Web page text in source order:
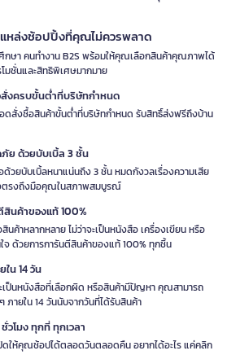
แหล่งช้อปปิ้งที่คุณไม่ควรพลาด
กษา คนทำงาน B2S พร้อมให้คุณเลือกสินค้าคุณภาพได้
มชั่นและสิทธิพิเศษมากมาย
สั่งครบขั้นต่ำที่บริษัทกำหนด
ดสั่งซื้อสินค้าขั้นต่ำที่บริษัทกำหนด รับสิทธิ์ส่งฟรีถึงบ้าน
ย ด้วยบับเบิ้ล 3 ชั้น
วยบับเบิ้ลหนาแน่นถึง 3 ชั้น หมดกังวลเรื่องความเสีย
ตรงถึงมือคุณในสภาพสมบูรณ์
นค้าของแท้ 100%
ค้าหลากหลาย ไม่ว่าจะเป็นหนังสือ เครื่องเขียน หรือ
จ ด้วยการการันตีสินค้าของแท้ 100% ทุกชิ้น
น 14 วัน
ะเป็นหนังสือที่เลือกผิด หรือสินค้ามีปัญหา คุณสามารถ
ภายใน 14 วันนับจากวันที่ได้รับสินค้า
วโมง ทุกที่ ทุกเวลา
ดให้คุณช้อปได้ตลอดวันตลอดคืน อยากได้อะไร แค่คลิก